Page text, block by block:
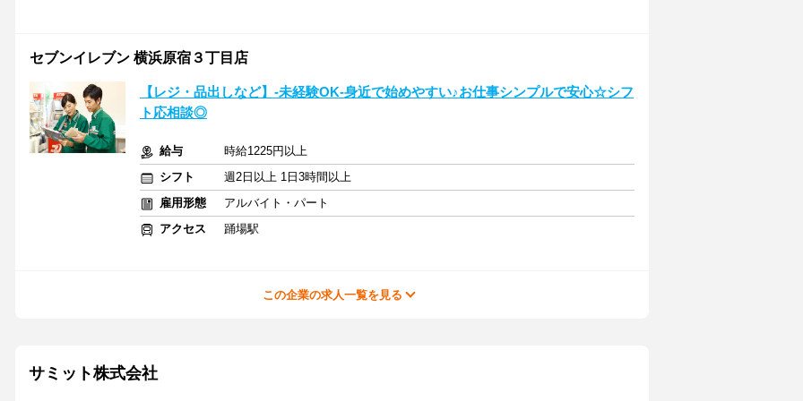
セブンイレブン 横浜原宿３丁目店
【レジ・品出しなど】-未経験OK-身近で始めやすい♪お仕事シンプルで安心☆シフ
ト応相談◎
給与
時給1225円以上
シフト
週2日以上 1日3時間以上
雇用形態
アルバイト・パート
アクセス
踊場駅
この企業の求人一覧を見る
サミット株式会社